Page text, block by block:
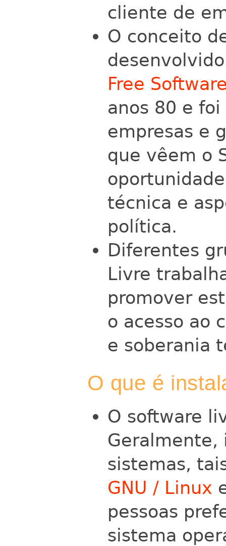
cliente de
O conceito
Free
anos 80 e
empresas e
que vêem o
técnica e
política.
Diferentes
Livre
promover
o acesso ao
e soberania
O que é
O software
Geralmente,
sistemas,
GNU / Linux
pessoas
sistema